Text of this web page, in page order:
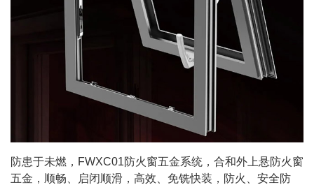
防患于未燃，FWXC01防火窗五金系统，合和外上悬防火窗
五金，顺畅、启闭顺滑，高效、免铣快装，防火、安全防